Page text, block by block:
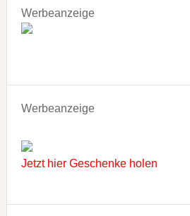
Werbeanzeige
Werbeanzeige
Jetzt hier Geschenke holen